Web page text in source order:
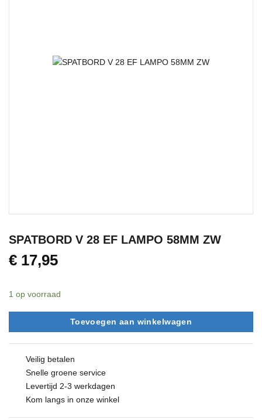
SPATBORD V 28 EF LAMPO 58MM ZW
€ 17,95
1 op voorraad
Toevoegen aan winkelwagen
Veilig betalen
Snelle groene service
Levertijd 2-3 werkdagen
Kom langs in onze winkel